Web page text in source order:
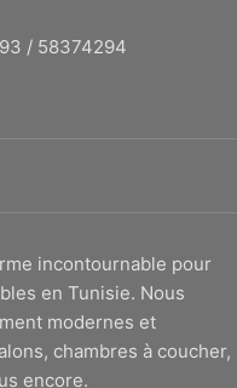
/ 58374294
incontournable pour
en Tunisie. Nous
modernes et
chambres à coucher,
encore.